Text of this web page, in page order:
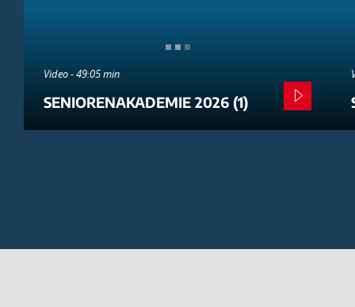
Video - 49:05 min
SENIORENAKADEMIE 2026 (1)